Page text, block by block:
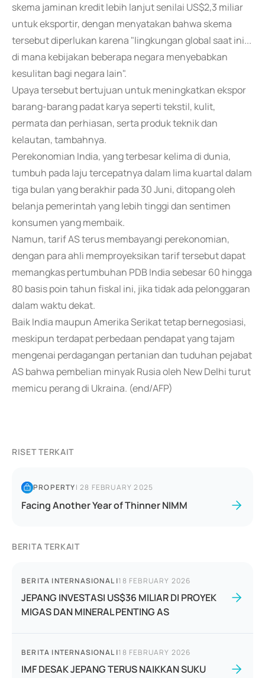
skema jaminan kredit lebih lanjut senilai US$2,3 miliar
untuk eksportir, dengan menyatakan bahwa skema
tersebut diperlukan karena "lingkungan global saat ini...
di mana kebijakan beberapa negara menyebabkan
kesulitan bagi negara lain".
Upaya tersebut bertujuan untuk meningkatkan ekspor
barang-barang padat karya seperti tekstil, kulit,
permata dan perhiasan, serta produk teknik dan
kelautan, tambahnya.
Perekonomian India, yang terbesar kelima di dunia,
tumbuh pada laju tercepatnya dalam lima kuartal dalam
tiga bulan yang berakhir pada 30 Juni, ditopang oleh
belanja pemerintah yang lebih tinggi dan sentimen
konsumen yang membaik.
Namun, tarif AS terus membayangi perekonomian,
dengan para ahli memproyeksikan tarif tersebut dapat
memangkas pertumbuhan PDB India sebesar 60 hingga
80 basis poin tahun fiskal ini, jika tidak ada pelonggaran
dalam waktu dekat.
Baik India maupun Amerika Serikat tetap bernegosiasi,
meskipun terdapat perbedaan pendapat yang tajam
mengenai perdagangan pertanian dan tuduhan pejabat
AS bahwa pembelian minyak Rusia oleh New Delhi turut
memicu perang di Ukraina. (end/AFP)
RISET TERKAIT
PROPERTY|28 FEBRUARY 2025
Facing Another Year of Thinner NIMM
BERITA TERKAIT
BERITA INTERNASIONAL |18 FEBRUARY 2026
JEPANG INVESTASI US$36 MILIAR DI PROYEK
MIGAS DAN MINERAL PENTING AS
BERITA INTERNASIONAL |18 FEBRUARY 2026
IMF DESAK JEPANG TERUS NAIKKAN SUKU